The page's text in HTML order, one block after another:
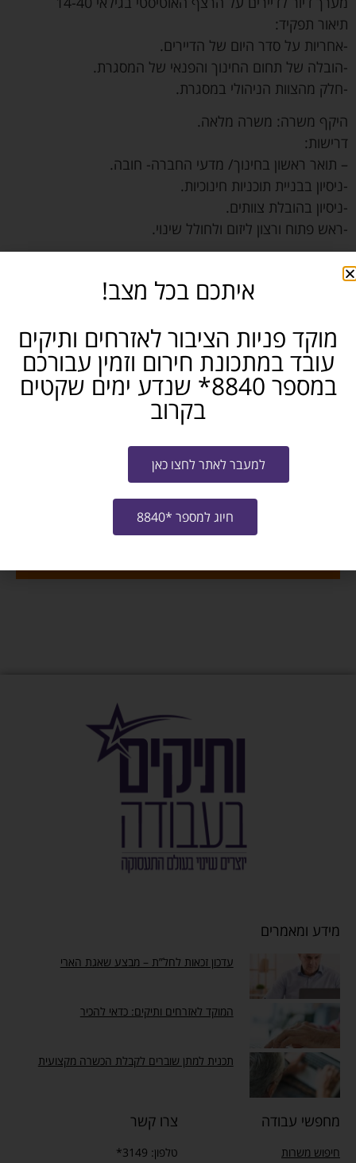
תיאור תפקיד:
-אחריות על סדר היום של הדיירים.
-הובלה של תחום החינוך והפנאי של המסגרת.
-חלק מהצוות הניהולי במסגרת.
היקף משרה: משרה מלאה.
דרישות:
– תואר ראשון בחינוך/ מדעי החברה- חובה.
-ניסיון בבניית תוכניות חינוכיות.
-ניסיון בהובלת צוותים.
-ראש פתוח ורצון ליזום ולחולל שינוי.
מזכירות ואדמינסטרציה
אשדוד והסביבה
חושבים שאתם מכירים מישהו שמתאים? שתפו...
טלגרם
מייל
מידע ומאמרים
עדכון זכאות לחל”ת – מבצע שאגת הארי
המוקד לאזרחים ותיקים: כדאי להכיר
תכנית למתן שוברים לקבלת הכשרה מקצועית
מחפשי עבודה
חיפוש משרות
צרו קשר
טלפון: 3149*
איתכם בכל מצב!
מוקד פניות הציבור לאזרחים ותיקים
עובד במתכונת חירום וזמין עבורכם
במספר 8840* שנדע ימים שקטים
בקרוב
למעבר לאתר לחצו כאן
חיוג למספר *8840